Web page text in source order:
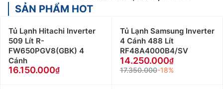
SẢN PHẨM HOT
Tủ Lạnh Hitachi Inverter
509 Lít R-
FW650PGV8(GBK) 4
Cánh
16.150.000
Tủ Lạnh Samsung Inverter
4 Cánh 488 Lít
RF48A4000B4/SV
14.250.000
17.350.000-18%